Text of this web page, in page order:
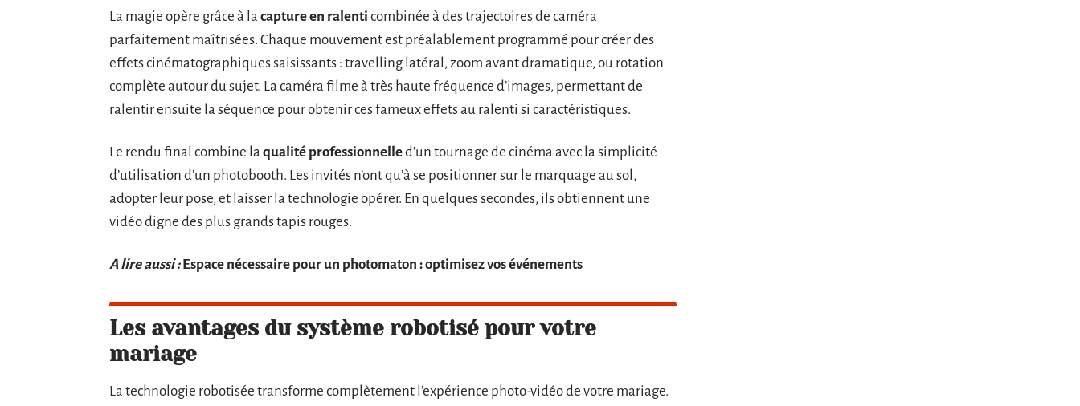
La magie opère grâce à la capture en ralenti combinée à des trajectoires de caméra
parfaitement maîtrisées. Chaque mouvement est préalablement programmé pour créer des
effets cinématographiques saisissants : travelling latéral, zoom avant dramatique, ou rotation
complète autour du sujet. La caméra filme à très haute fréquence d’images, permettant de
ralentir ensuite la séquence pour obtenir ces fameux effets au ralenti si caractéristiques.
Le rendu final combine la qualité professionnelled’un tournage de cinéma avec la simplicité
d’utilisation d’un photobooth. Les invités n’ont qu’à se positionner sur le marquage au sol,
adopter leur pose, et laisser la technologie opérer. En quelques secondes, ils obtiennent une
vidéo digne des plus grands tapis rouges.
A lire aussi : Espace nécessaire pour un photomaton : optimisez vos événements
Les avantages du système robotisé pour votre
mariage
La technologie robotisée transforme complètement l’expérience photo-vidéo de votre mariage.